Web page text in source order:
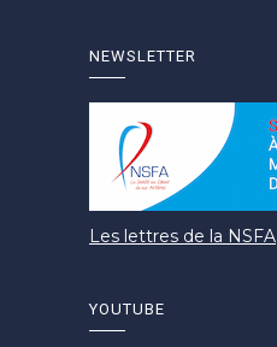
NEWSLETTER
Les lettres de la NSFA
YOUTUBE